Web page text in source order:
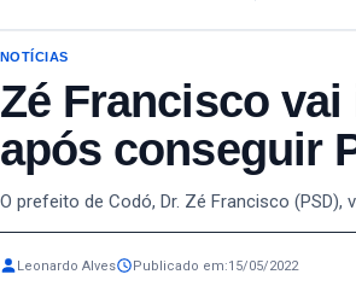
NOTÍCIAS
Zé Francisco
após conseguir
O prefeito de Codó, Dr. Zé Francisco
Leonardo Alves Publicado em:15/05/2022